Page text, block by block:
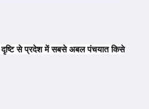
से प्रदेश में सबसे अबल पंचयात किसे